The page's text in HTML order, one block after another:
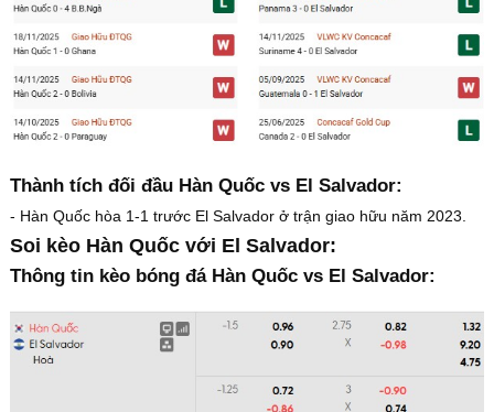
Thành tích đối đầu Hàn Quốc vs El Salvador:
- Hàn Quốc hòa 1-1 trước El Salvador ở trận giao hữu năm 2023.
Soi kèo Hàn Quốc với El Salvador:
Thông tin kèo bóng đá Hàn Quốc vs El Salvador: